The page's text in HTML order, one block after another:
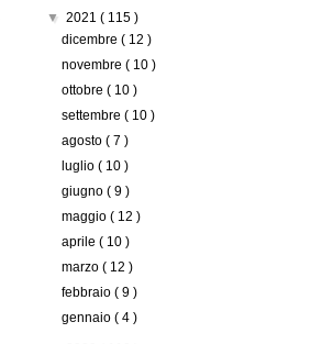
▼ 2021 ( 115 )
dicembre( 12 )
novembre( 10 )
ottobre( 10 )
settembre( 10 )
agosto( 7 )
luglio( 10 )
giugno( 9 )
maggio( 12 )
aprile( 10 )
marzo( 12 )
febbraio( 9 )
gennaio( 4 )